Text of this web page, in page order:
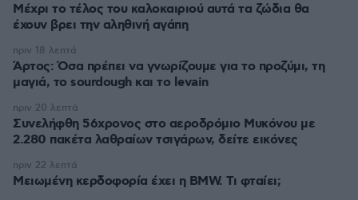
Μέχρι το τέλος του καλοκαιριού αυτά τα ζώδια θα
έχουν βρει την αληθινή αγάπη
Άρτος: Όσα πρέπει να γνωρίζουμε για το προζύμι, τη
μαγιά, το sourdough και το levain
πριν 18 λεπτά
Συνελήφθη 56χρονος στο αεροδρόμιο Μυκόνου με
2.280 πακέτα λαθραίων τσιγάρων, δείτε εικόνες
πριν 20 λεπτά
Μειωμένη κερδοφορία έχει η BMW. Τι φταίει;
πριν 22 λεπτά